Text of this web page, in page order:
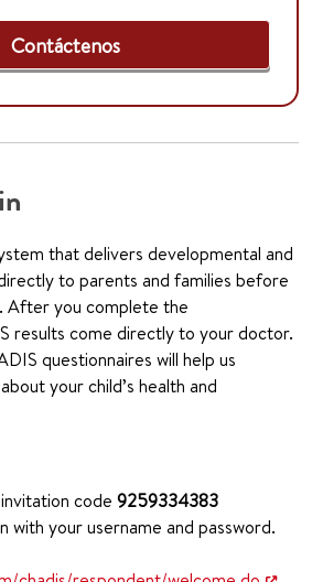
Contáctenos
that delivers developmental and
to parents and families before
After you complete the
results come directly to your doctor.
questionnaires will help us
your child’s health and
code 9259334383
with your username and password.